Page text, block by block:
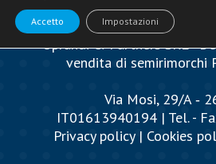
Oprandi & Partners SRL -
vendita di semirimorchi
Via Mosi, 29/A ‐
IT01613940194 | Tel. -
Privacy policy| Cookies
Accetto Impostazioni